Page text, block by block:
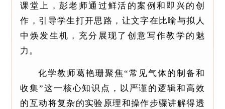
课堂上，彭老师通过鲜活的案例和即兴的创
作，引导学生打开思路，让文字在比喻与拟人
中焕发生机，充分展现了创意写作教学的魅
力。
化学教师葛艳珊聚焦“常见气体的制备和
收集”这一核心知识点，以严谨的逻辑和高效
的互动将复杂的实验原理和操作步骤讲解得透